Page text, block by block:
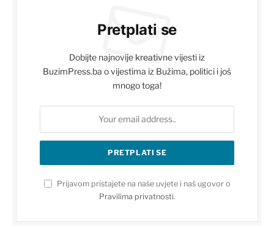
Pretplati se
Dobijte najnovije kreativne vijesti iz
BuzimPress.ba o vijestima iz Bužima, politici i još
mnogo toga!
Prijavom pristajete na naše uvjete i naš ugovor o
Pravilima privatnosti.